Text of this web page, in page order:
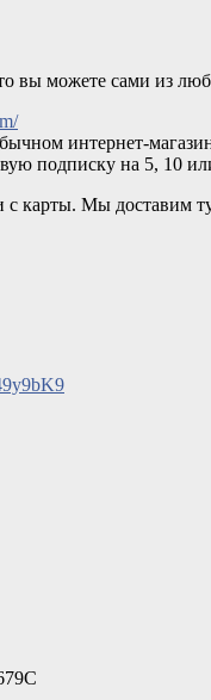
вы можете сами из
интернет-
на 5, 10 или
с карты. Мы доставим